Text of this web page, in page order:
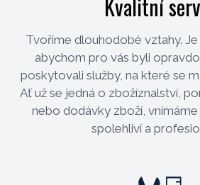
Kvalitní
Tvoříme dlouhodobé vztahy. Je
abychom pro vás byli
poskytovali služby, na které se
Ať už se jedná o zbožíznalství,
nebo dodávky zboží,
spolehliví a